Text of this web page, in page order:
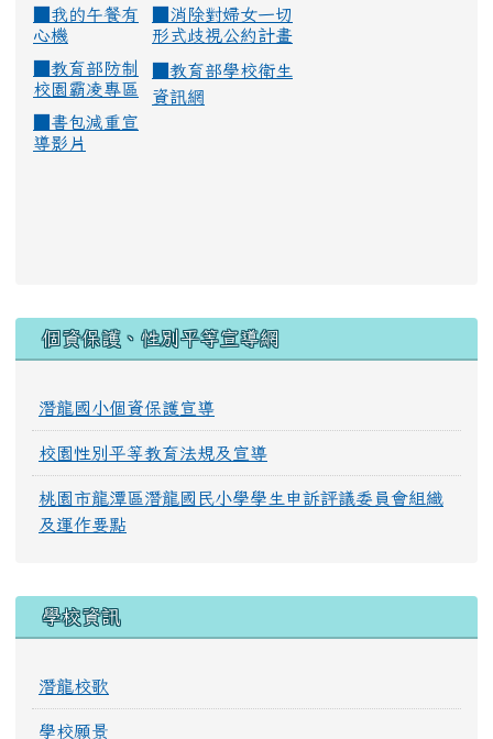
我的午餐有
心機
消除對婦女一切
形式歧視公約計畫
教育部防制
校園霸凌專區
教育部學校衛生
資訊網
書包減重宣
導影片
個資保護、性別平等宣導網
潛龍國小個資保護宣導
校園性別平等教育法規及宣導
桃園市龍潭區潛龍國民小學學生申訴評議委員會組織
及運作要點
學校資訊
潛龍校歌
學校願景